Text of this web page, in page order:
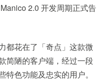
2.0 开发周期正式告
都花在了「奇点」这款微
简陋的客户端，经过一段
色功能及忠实的用户。